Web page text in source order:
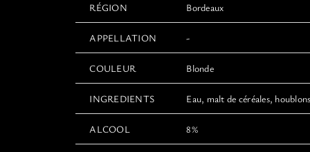
RÉGION Bordeaux
APPELLATION -
COULEUR Blonde
INGREDIENTS Eau, malt de céréales,
ALCOOL 8%